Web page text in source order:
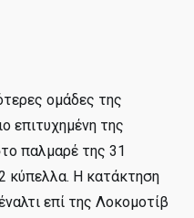
ομάδες της
επιτυχημένη της
παλμαρέ της 31
κύπελλα. Η κατάκτηση
επί της Λοκομοτίβ